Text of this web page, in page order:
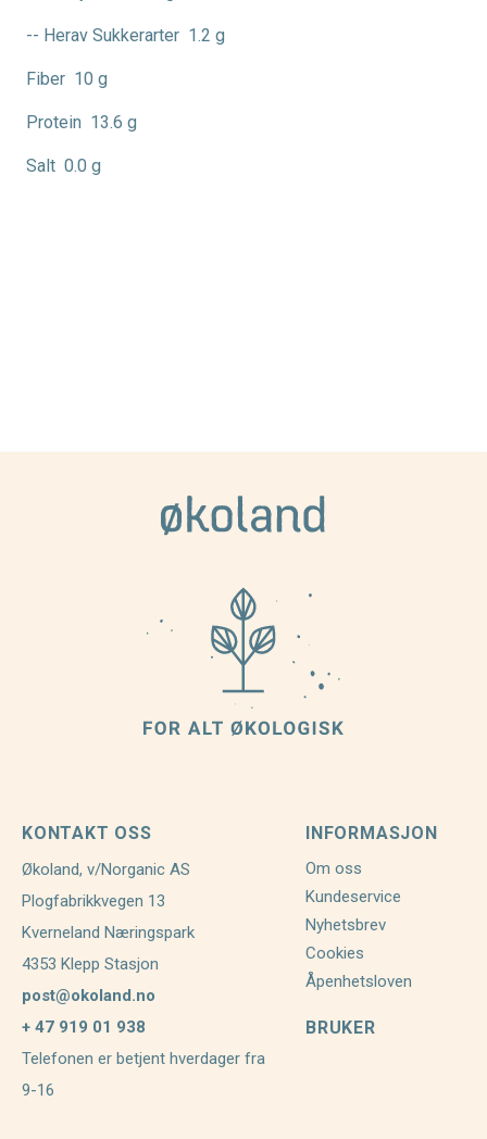
-- Herav Sukkerarter 1.2 g
Fiber 10 g
Protein 13.6 g
Salt 0.0 g
KONTAKT OSS
Økoland, v/Norganic AS
Plogfabrikkvegen 13
Kverneland Næringspark
4353 Klepp Stasjon
post@okoland.no
+ 47 919 01 938
Telefonen er betjent hverdager fra
9-16
INFORMASJON
Om oss
Kundeservice
Nyhetsbrev
Cookies
Åpenhetsloven
BRUKER